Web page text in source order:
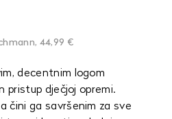
44,99 €
decentnim logom
pristup dječjoj opremi.
čini ga savršenim za sve